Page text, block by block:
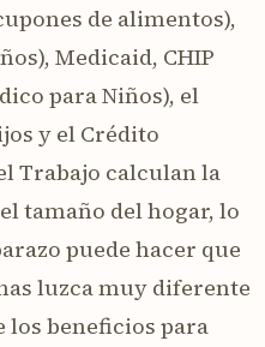
de alimentos),
Medicaid, CHIP
para Niños), el
y el Crédito
Trabajo calculan la
tamaño del hogar, lo
puede hacer que
luzca muy diferente
los beneficios para